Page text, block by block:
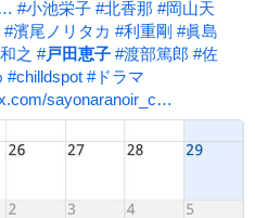
#小池栄子 #北香那 #岡山天
#濱尾ノリタカ #利重剛 #眞島
之 #戸田恵子 #渡部篤郎 #佐
#chilldspot #ドラマ
sayonaranoir_c…